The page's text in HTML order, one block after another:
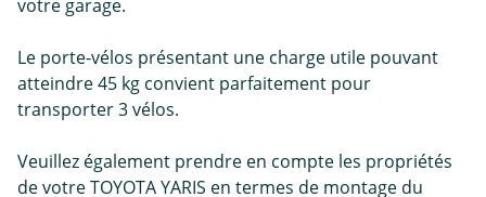
votre garage.
Le porte-vélos présentant une charge utile pouvant
atteindre 45 kg convient parfaitement pour
transporter 3 vélos.
Veuillez également prendre en compte les propriétés
de votre TOYOTA YARIS en termes de montage du